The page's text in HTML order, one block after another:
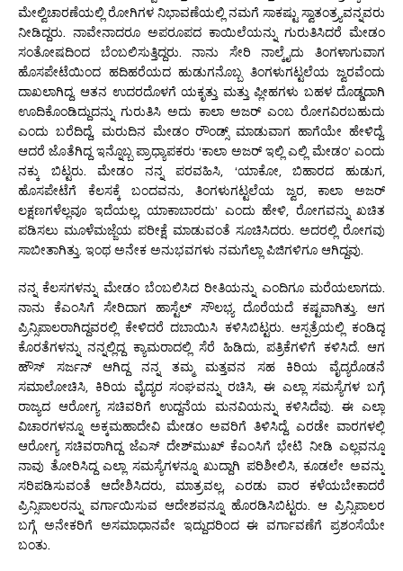
ಮೇಲ್ವಿಚಾರಣೆಯಲ್ಲಿ ರೋಗಿಗಳ ನಿಭಾವಣೆಯಲ್ಲಿ ನಮಗೆ ಸಾಕಷ್ಟು ಸ್ವಾತಂತ್ರ್ಯವನ್ನವರು
ನೀಡಿದ್ದರು. ನಾವೇನಾದರೂ ಅಪರೂಪದ ಕಾಯಿಲೆಯನ್ನು ಗುರುತಿಸಿದರೆ ಮೇಡಂ
ಸಂತೋಷದಿಂದ ಬೆಂಬಲಿಸುತ್ತಿದ್ದರು. ನಾನು ಸೇರಿ ನಾಲ್ಕೈದು ತಿಂಗಳಾಗುವಾಗ
ಹೊಸಪೇಟೆಯಿಂದ ಹದಿಹರೆಯದ ಹುಡುಗನೊಬ್ಬ ತಿಂಗಳುಗಟ್ಟಲೆಯ ಜ್ವರವೆಂದು
ದಾಖಲಾಗಿದ್ದ. ಆತನ ಉದರದೊಳಗೆ ಯಕೃತ್ತು ಮತ್ತು ಪ್ಲೀಹಗಳು ಬಹಳ ದೊಡ್ಡದಾಗಿ
ಊದಿಕೊಂಡಿದ್ದುದನ್ನು ಗುರುತಿಸಿ ಅದು ಕಾಲಾ ಅಜರ್ ಎಂಬ ರೋಗವಿರಬಹುದು
ಎಂದು ಬರೆದಿದ್ದೆ, ಮರುದಿನ ಮೇಡಂ ರೌಂಡ್ಸ್ ಮಾಡುವಾಗ ಹಾಗೆಯೇ ಹೇಳಿದ್ದೆ.
ಆದರೆ ಜೊತೆಗಿದ್ದ ಇನ್ನೊಬ್ಬ ಪ್ರಾಧ್ಯಾಪಕರು ‘ಕಾಲಾ ಅಜರ್ ಇಲ್ಲಿ ಎಲ್ಲಿ ಮೇಡಂ’ ಎಂದು
ನಕ್ಕು ಬಿಟ್ಟರು. ಮೇಡಂ ನನ್ನ ಪರವಹಿಸಿ, ‘ಯಾಕೋ, ಬಿಹಾರದ ಹುಡುಗ,
ಹೊಸಪೇಟೆಗೆ ಕೆಲಸಕ್ಕೆ ಬಂದವನು, ತಿಂಗಳುಗಟ್ಟಲೆಯ ಜ್ವರ, ಕಾಲಾ ಅಜರ್
ಲಕ್ಷಣಗಳೆಲ್ಲವೂ ಇದೆಯಲ್ಲ, ಯಾಕಾಬಾರದು’ ಎಂದು ಹೇಳಿ, ರೋಗವನ್ನು ಖಚಿತ
ಪಡಿಸಲು ಮೂಳೆಮಜ್ಜೆಯ ಪರೀಕ್ಷೆ ಮಾಡುವಂತೆ ಸೂಚಿಸಿದರು. ಅದರಲ್ಲಿ ರೋಗವು
ಸಾಬೀತಾಗಿತ್ತು. ಇಂಥ ಅನೇಕ ಅನುಭವಗಳು ನಮಗೆಲ್ಲಾ ಪಿಜಿಗಳಿಗೂ ಆಗಿದ್ದವು.
ನನ್ನ ಕೆಲಸಗಳನ್ನು ಮೇಡಂ ಬೆಂಬಲಿಸಿದ ರೀತಿಯನ್ನು ಎಂದಿಗೂ ಮರೆಯಲಾಗದು.
ನಾನು ಕೆಎಂಸಿಗೆ ಸೇರಿದಾಗ ಹಾಸ್ಟೆಲ್ ಸೌಲಭ್ಯ ದೊರೆಯದೆ ಕಷ್ಟವಾಗಿತ್ತು. ಆಗ
ಪ್ರಿನ್ಸಿಪಾಲರಾಗಿದ್ದವರಲ್ಲಿ ಕೇಳಿದರೆ ದಬಾಯಿಸಿ ಕಳಿಸಿಬಿಟ್ಟರು. ಆಸ್ಪತ್ರೆಯಲ್ಲಿ ಕಂಡಿದ್ದ
ಕೊರತೆಗಳನ್ನು ನನ್ನಲ್ಲಿದ್ದ ಕ್ಯಾಮರಾದಲ್ಲಿ ಸೆರೆ ಹಿಡಿದು, ಪತ್ರಿಕೆಗಳಿಗೆ ಕಳಿಸಿದೆ. ಆಗ
ಹೌಸ್ ಸರ್ಜನ್ ಆಗಿದ್ದ ನನ್ನ ತಮ್ಮ ಮತ್ತವನ ಸಹ ಕಿರಿಯ ವೈದ್ಯರೊಡನೆ
ಸಮಾಲೋಚಿಸಿ, ಕಿರಿಯ ವೈದ್ಯರ ಸಂಘವನ್ನು ರಚಿಸಿ, ಈ ಎಲ್ಲಾ ಸಮಸ್ಯೆಗಳ ಬಗ್ಗೆ
ರಾಜ್ಯದ ಆರೋಗ್ಯ ಸಚಿವರಿಗೆ ಉದ್ದನೆಯ ಮನವಿಯನ್ನು ಕಳಿಸಿದೆವು. ಈ ಎಲ್ಲಾ
ವಿಚಾರಗಳನ್ನೂ ಅಕ್ಕಮಹಾದೇವಿ ಮೇಡಂ ಅವರಿಗೆ ತಿಳಿಸಿದ್ದೆ. ಎರಡೇ ವಾರಗಳಲ್ಲಿ
ಆರೋಗ್ಯ ಸಚಿವರಾಗಿದ್ದ ಜೆಎಸ್ ದೇಶ್‌ಮುಖ್ ಕೆಎಂಸಿಗೆ ಭೇಟಿ ನೀಡಿ ಎಲ್ಲವನ್ನೂ
ನಾವು ತೋರಿಸಿದ್ದ ಎಲ್ಲಾ ಸಮಸ್ಯೆಗಳನ್ನೂ ಖುದ್ದಾಗಿ ಪರಿಶೀಲಿಸಿ, ಕೂಡಲೇ ಅವನ್ನು
ಸರಿಪಡಿಸುವಂತೆ ಆದೇಶಿಸಿದರು, ಮಾತ್ರವಲ್ಲ, ಎರಡು ವಾರ ಕಳೆಯಬೇಕಾದರೆ
ಪ್ರಿನ್ಸಿಪಾಲರನ್ನು ವರ್ಗಾಯಿಸುವ ಆದೇಶವನ್ನೂ ಹೊರಡಿಸಿಬಿಟ್ಟರು. ಆ ಪ್ರಿನ್ಸಿಪಾಲರ
ಬಗ್ಗೆ ಅನೇಕರಿಗೆ ಅಸಮಾಧಾನವೇ ಇದ್ದುದರಿಂದ ಈ ವರ್ಗಾವಣೆಗೆ ಪ್ರಶಂಸೆಯೇ
ಬಂತು.